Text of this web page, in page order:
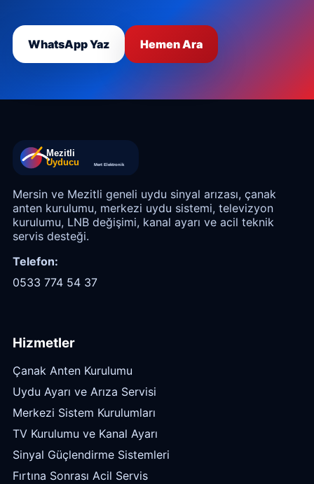
WhatsApp Yaz Hemen Ara
Mersin ve Mezitli geneli uydu sinyal arızası, çanak
anten kurulumu, merkezi uydu sistemi, televizyon
kurulumu, LNB değişimi, kanal ayarı ve acil teknik
servis desteği.
Telefon:
0533 774 54 37
Hizmetler
Çanak Anten Kurulumu
Uydu Ayarı ve Arıza Servisi
Merkezi Sistem Kurulumları
TV Kurulumu ve Kanal Ayarı
Sinyal Güçlendirme Sistemleri
Fırtına Sonrası Acil Servis